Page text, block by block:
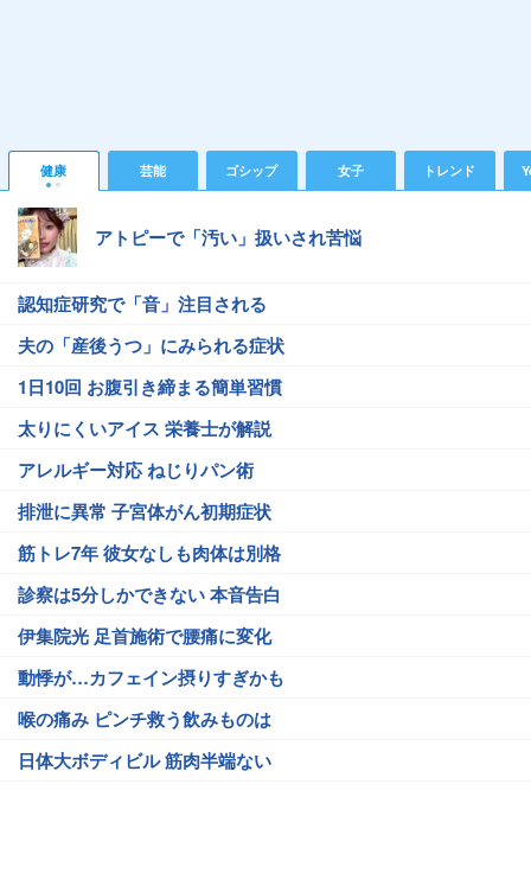
健康 芸能 ゴシップ 女子 トレンド
アトピーで「汚い」扱いされ苦悩
認知症研究で「音」注目される
夫の「産後うつ」にみられる症状
1日10回 お腹引き締まる簡単習慣
太りにくいアイス 栄養士が解説
アレルギー対応 ねじりパン術
排泄に異常 子宮体がん初期症状
筋トレ7年 彼女なしも肉体は別格
診察は5分しかできない 本音告白
伊集院光 足首施術で腰痛に変化
動悸が…カフェイン摂りすぎかも
喉の痛み ピンチ救う飲みものは
日体大ボディビル 筋肉半端ない